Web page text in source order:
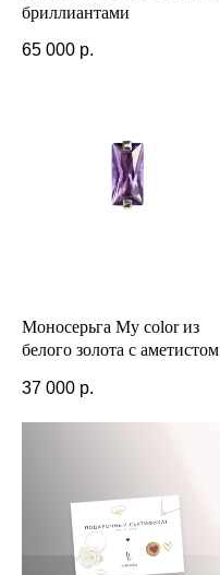
бриллиантами
65 000 р.
Моносерьга My color из
белого золота с аметистом
37 000 р.